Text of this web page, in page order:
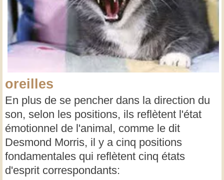
oreilles
En plus de se pencher dans la direction du
son, selon les positions, ils reflètent l'état
émotionnel de l'animal, comme le dit
Desmond Morris, il y a cinq positions
fondamentales qui reflètent cinq états
d'esprit correspondants: